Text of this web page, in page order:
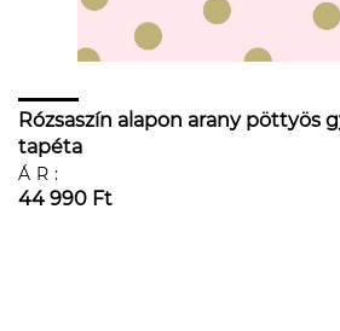
Rózsaszín alapon arany pöttyös
tapéta
ÁR:
44 990 Ft